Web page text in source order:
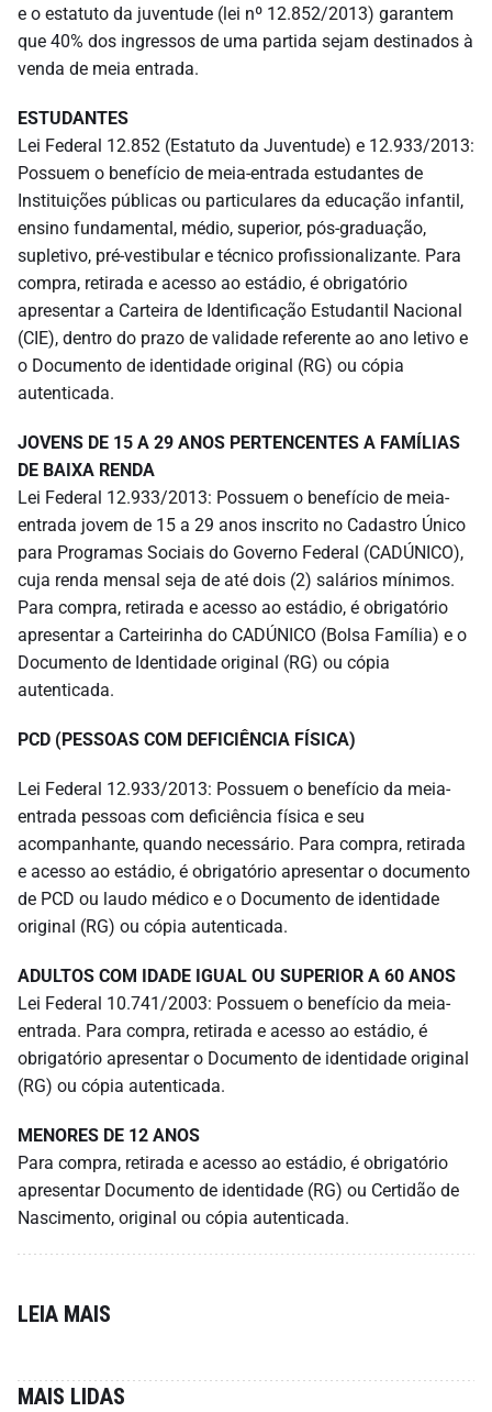
e o estatuto da juventude (lei nº 12.852/2013) garantem
que 40% dos ingressos de uma partida sejam destinados à
venda de meia entrada.
ESTUDANTES
Lei Federal 12.852 (Estatuto da Juventude) e 12.933/2013:
Possuem o benefício de meia-entrada estudantes de
Instituições públicas ou particulares da educação infantil,
ensino fundamental, médio, superior, pós-graduação,
supletivo, pré-vestibular e técnico profissionalizante. Para
compra, retirada e acesso ao estádio, é obrigatório
apresentar a Carteira de Identificação Estudantil Nacional
(CIE), dentro do prazo de validade referente ao ano letivo e
o Documento de identidade original (RG) ou cópia
autenticada.
JOVENS DE 15 A 29 ANOS PERTENCENTES A FAMÍLIAS
DE BAIXA RENDA
Lei Federal 12.933/2013: Possuem o benefício de meia-
entrada jovem de 15 a 29 anos inscrito no Cadastro Único
para Programas Sociais do Governo Federal (CADÚNICO),
cuja renda mensal seja de até dois (2) salários mínimos.
Para compra, retirada e acesso ao estádio, é obrigatório
apresentar a Carteirinha do CADÚNICO (Bolsa Família) e o
Documento de Identidade original (RG) ou cópia
autenticada.
PCD (PESSOAS COM DEFICIÊNCIA FÍSICA)
Lei Federal 12.933/2013: Possuem o benefício da meia-
entrada pessoas com deficiência física e seu
acompanhante, quando necessário. Para compra, retirada
e acesso ao estádio, é obrigatório apresentar o documento
de PCD ou laudo médico e o Documento de identidade
original (RG) ou cópia autenticada.
ADULTOS COM IDADE IGUAL OU SUPERIOR A 60 ANOS
Lei Federal 10.741/2003: Possuem o benefício da meia-
entrada. Para compra, retirada e acesso ao estádio, é
obrigatório apresentar o Documento de identidade original
(RG) ou cópia autenticada.
MENORES DE 12 ANOS
Para compra, retirada e acesso ao estádio, é obrigatório
apresentar Documento de identidade (RG) ou Certidão de
Nascimento, original ou cópia autenticada.
LEIA MAIS
MAIS LIDAS